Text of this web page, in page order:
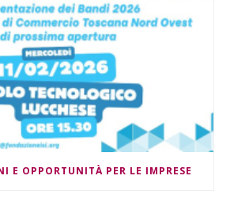
E OPPORTUNITÀ PER LE IMPRESE